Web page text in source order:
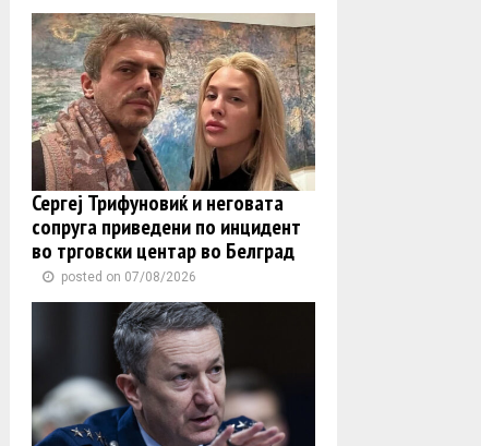
Сергеј Трифуновиќ и неговата
сопруга приведени по инцидент
во трговски центар во Белград
posted on 07/08/2026